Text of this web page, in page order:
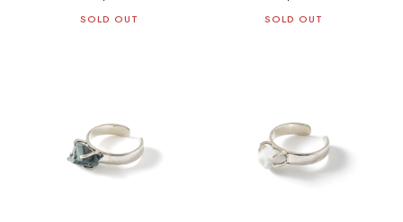
SOLD OUT SOLD OUT